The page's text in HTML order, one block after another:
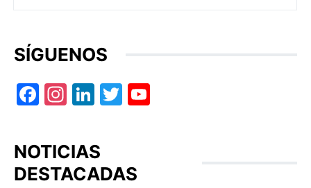
SÍGUENOS
Facebook
Instagram
LinkedIn
Twitter
NOTICIAS
DESTACADAS